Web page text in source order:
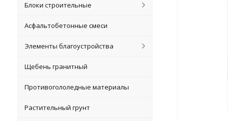
Блоки строительные
Асфальтобетонные смеси
Элементы благоустройства
Щебень гранитный
Противогололедные материалы
Растительный грунт